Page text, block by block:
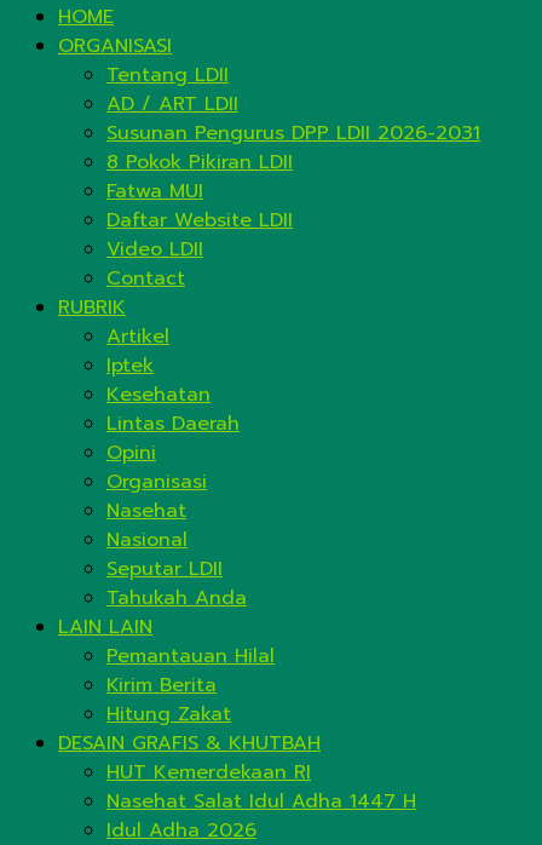
HOME
ORGANISASI
Tentang LDII
AD / ART LDII
Susunan Pengurus DPP LDII 2026-2031
8 Pokok Pikiran LDII
Fatwa MUI
Daftar Website LDII
Video LDII
Contact
RUBRIK
Artikel
Iptek
Kesehatan
Lintas Daerah
Opini
Organisasi
Nasehat
Nasional
Seputar LDII
Tahukah Anda
LAIN LAIN
Pemantauan Hilal
Kirim Berita
Hitung Zakat
DESAIN GRAFIS & KHUTBAH
HUT Kemerdekaan RI
Nasehat Salat Idul Adha 1447 H
Idul Adha 2026